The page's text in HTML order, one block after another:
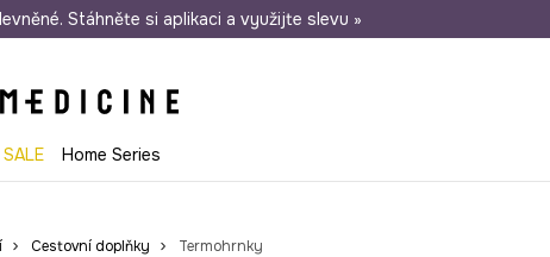
Odeslání i do 24 hodin 30 dní na vrácení zboží
Stáhněte si aplikaci a využijte slevu »
SALE Home Series
Cestovní doplňky Termohrnky